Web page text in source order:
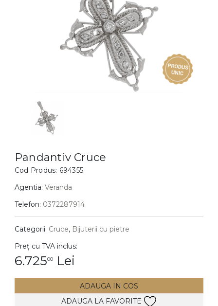
BIJUTERII COPII
Cercei
Bratari
Coliere
Lanturi
Pandantive
Inele
Cercei
Bratari
Pandantiv Cruce
Cod Produs: 694355
Agentia: Veranda
Telefon: 0372287914
Categorii: Cruce, Bijuterii cu pietre
Preț cu TVA inclus:
6.72500 Lei
ADAUGA IN COS
ADAUGA LA FAVORITE